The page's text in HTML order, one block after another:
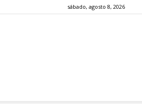
sábado, agosto 8, 2026